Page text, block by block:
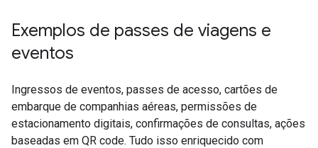
Exemplos de passes de viagens e
eventos
Ingressos de eventos, passes de acesso, cartões de
embarque de companhias aéreas, permissões de
estacionamento digitais, confirmações de consultas, ações
baseadas em QR code. Tudo isso enriquecido com